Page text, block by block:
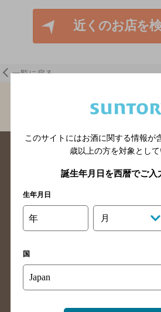
近くのお店を
一覧に戻る
ＢＡＲ ｌａｓｉｌ ～かいどうの屋
北海道のバー検索
青
岩手県のバー検索
宮城
福島県のバー検索
茨城
このサイトにはお酒に関する情報が
歳以上の方を対象として
誕生年月日を西暦でご入
生年月日
年 月
国